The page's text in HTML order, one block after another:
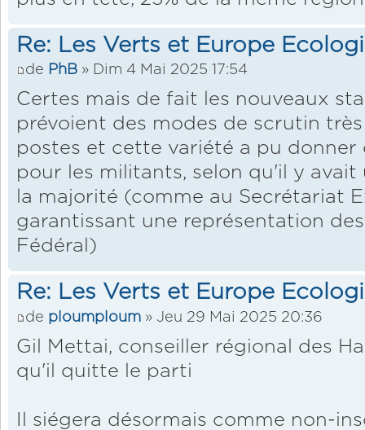
Re: Les Verts et Europe
de PhB » Dim 4 Mai 2025 17:54
Certes mais de fait les nouveaux
prévoient des modes de scrutin
postes et cette variété a pu
pour les militants, selon qu'il y
la majorité (comme au Secrétariat
garantissant une représentation
Fédéral)
Re: Les Verts et Europe
de ploumploum » Jeu 29 Mai 2025 20:36
Gil Mettai, conseiller régional des
qu'il quitte le parti
Il siégera désormais comme non-